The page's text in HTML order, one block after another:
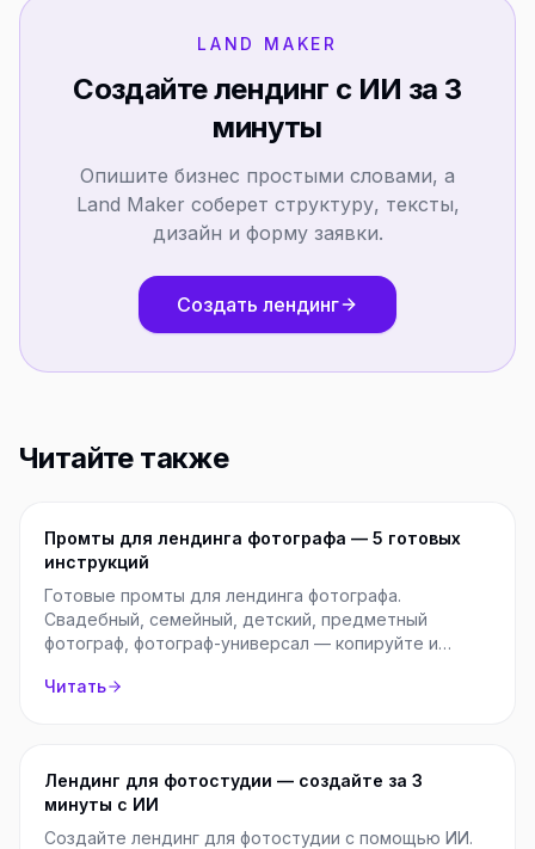
LAND MAKER
Создайте лендинг с ИИ за 3
минуты
Опишите бизнес простыми словами, а
Land Maker соберет структуру, тексты,
дизайн и форму заявки.
Создать лендинг
Читайте также
Промты для лендинга фотографа — 5 готовых
инструкций
Готовые промты для лендинга фотографа.
Свадебный, семейный, детский, предметный
фотограф, фотограф-универсал — копируйте и
Читать
Лендинг для фотостудии — создайте за 3
минуты с ИИ
Создайте лендинг для фотостудии с помощью ИИ.